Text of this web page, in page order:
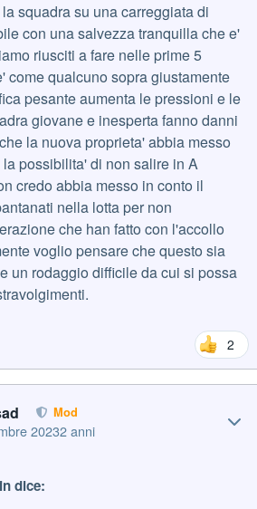
squadra su una carreggiata di
con una salvezza tranquilla che e'
riusciti a fare nelle prime 5
come qualcuno sopra giustamente
pesante aumenta le pressioni e le
giovane e inesperta fanno danni
la nuova proprieta' abbia messo
possibilita' di non salire in A
credo abbia messo in conto il
nella lotta per non
che han fatto con l'accollo
voglio pensare che questo sia
un rodaggio difficile da cui si possa
2
Mod
20232 anni
dice: